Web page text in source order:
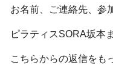
お名前、ご連絡先、参
ピラティスSORA坂本
こちらからの返信をも